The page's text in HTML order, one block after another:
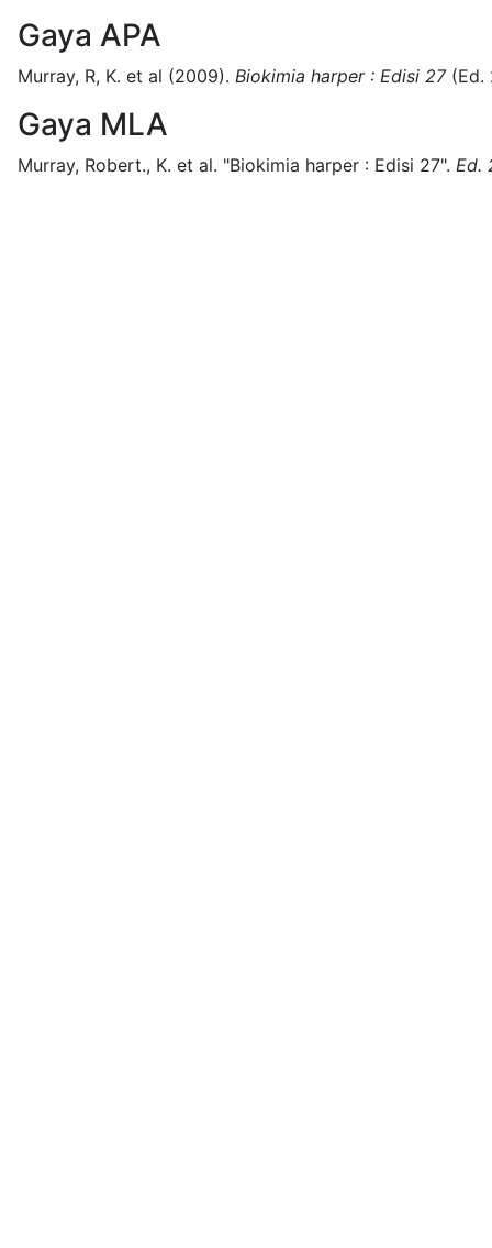
Gaya APA
Murray, R, K. et al (2009). Biokimia harper : Edisi 27(Ed.
Gaya MLA
Murray, Robert., K. et al. "Biokimia harper : Edisi 27". Ed.